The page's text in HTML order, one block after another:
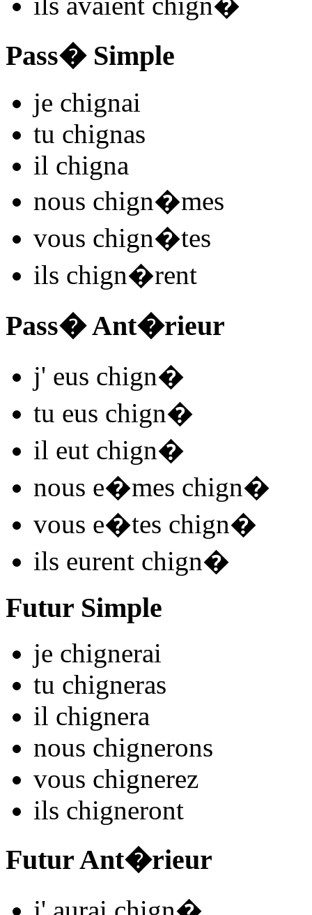
Pass� Simple
je chignai
tu chignas
il chigna
nous chign�mes
vous chign�tes
ils chign�rent
Pass� Ant�rieur
j' eus chign�
tu eus chign�
il eut chign�
nous e�mes chign�
vous e�tes chign�
ils eurent chign�
Futur Simple
je chignerai
tu chigneras
il chignera
nous chignerons
vous chignerez
ils chigneront
Futur Ant�rieur